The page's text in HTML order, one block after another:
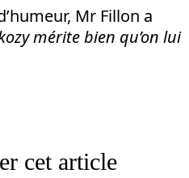
Mr Fillon a
mérite bien qu’on lui